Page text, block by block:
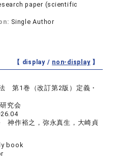
paper (scientific
Single Author
【 display / non-display】
第1巻（改訂第2版）定義・
究会
神作裕之，弥永真生，大崎貞
book